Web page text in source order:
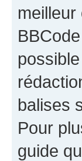
meilleur
balises
Pour
guide